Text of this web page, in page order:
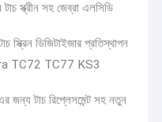
স্ক্রীন সহ জেব্রা এলসিডি
ডিজিটাইজার প্রতিস্থাপন
TC72 TC77 KS3
জন্য টাচ রিপ্লেসমেন্ট সহ নতুন